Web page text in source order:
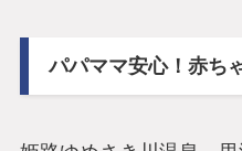
パパママ安心！赤ち